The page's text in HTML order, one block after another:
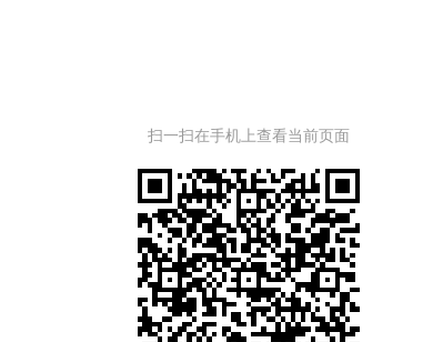
扫一扫在手机上查看当前页面